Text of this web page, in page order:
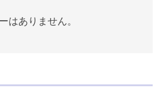
はありません。